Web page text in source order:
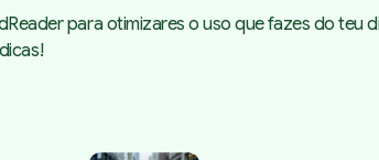
para otimizares o uso que fazes do teu